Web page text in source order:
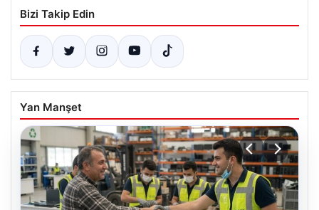
Bizi Takip Edin
Yan Manşet